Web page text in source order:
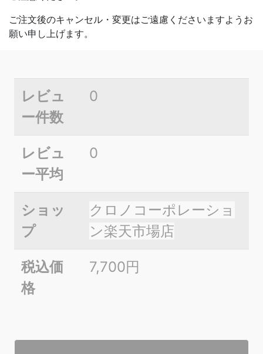
ご注文後のキャンセル・変更はご遠慮くださいますようお
願い申し上げます。
レビュ
ー件数
0
レビュ
ー平均
0
ショッ
プ
クロノコーポレーショ
ン楽天市場店
税込価
格
7,700円